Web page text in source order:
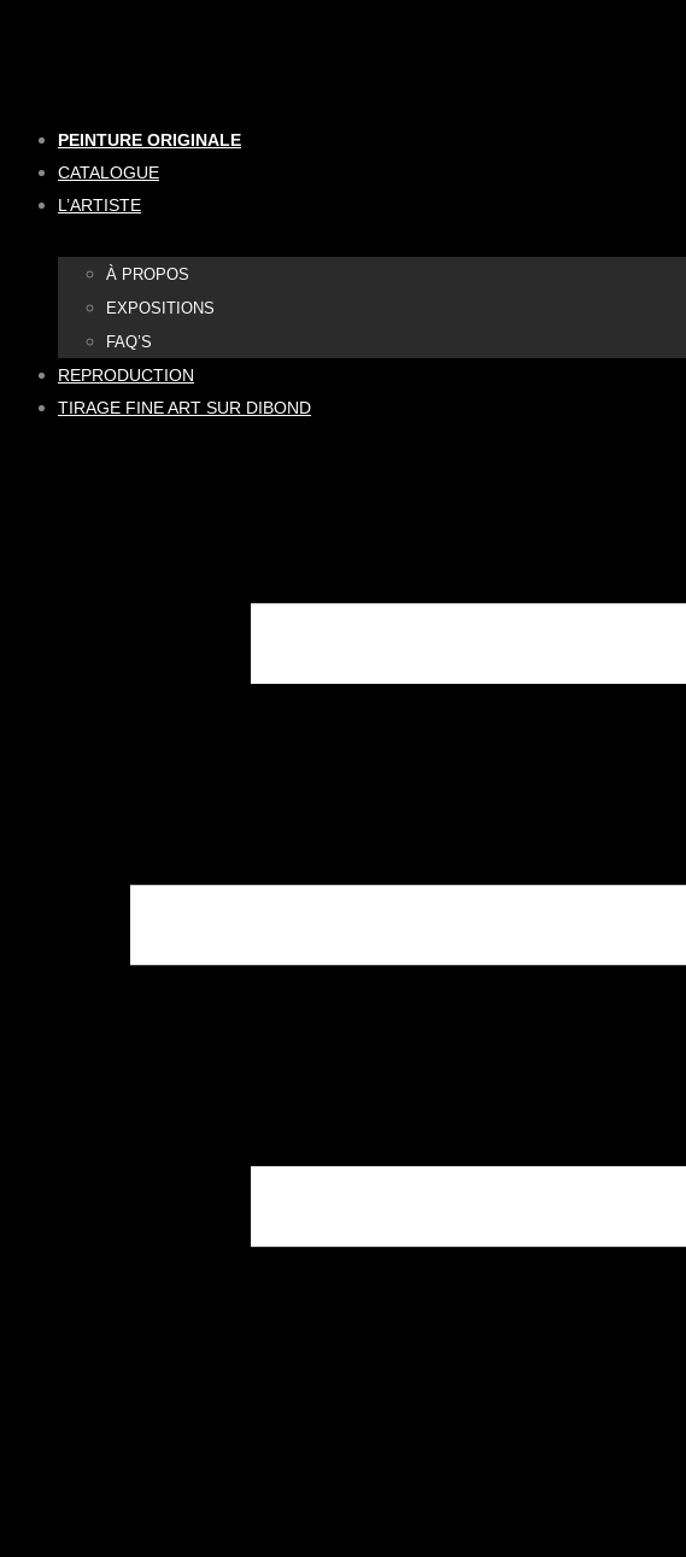
PEINTURE ORIGINALE
CATALOGUE
L’ARTISTE
À PROPOS
EXPOSITIONS
FAQ’S
REPRODUCTION
TIRAGE FINE ART SUR DIBOND